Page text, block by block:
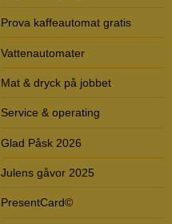
Prova kaffeautomat gratis
Vattenautomater
Mat & dryck på jobbet
Service & operating
Glad Påsk 2026
Julens gåvor 2025
PresentCard©